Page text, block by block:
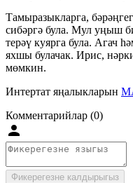
Тамыразыкларга,
сибәргә була. Мул уңыш
терәү куярга була. Агач
яхшы булачак. Ирис,
мөмкин.
Интертат яңалыкларын
Комментарийлар (0)
Фикерегезне калдырыгыз